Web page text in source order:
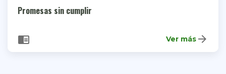
Promesas sin cumplir
chrome_reader_mode Ver más arrow_forward